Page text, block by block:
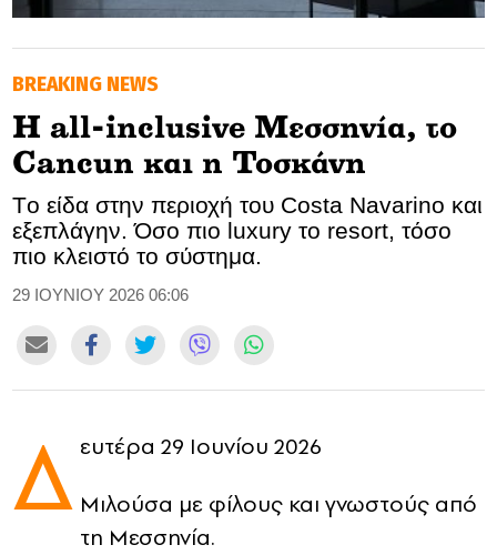
SOOZIE’S FRIENDS
CULTURE
TASTELAND
TECH
HEALTH
MEDIALAND
DRIVE
SPORTS
DIA Y NOCHE
CONTACT
BREAKING NEWS
Η all-inclusive Μεσσηνία, το
Cancun και η Τοσκάνη
Tο είδα στην περιοχή του Costa Navarino και
εξεπλάγην. Όσο πιο luxury το resort, τόσο
πιο κλειστό το σύστημα.
29 ΙΟΥΝΙΟΥ 2026 06:06
Δ ευτέρα 29 Ιουνίου 2026
Μιλούσα με φίλους και γνωστούς από
τη Μεσσηνία.